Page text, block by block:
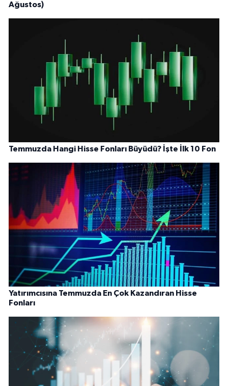
Ağustos)
Temmuzda Hangi Hisse Fonları Büyüdü? İşte İlk 10 Fon
Yatırımcısına Temmuzda En Çok Kazandıran Hisse
Fonları